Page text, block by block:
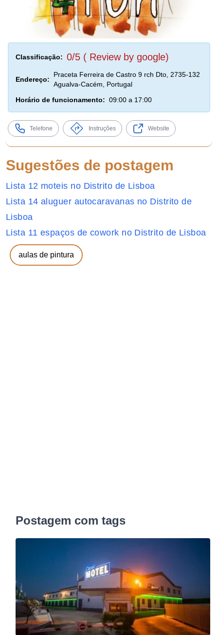
Classificação: 0/5 ( Review by google)
Endereço:
Praceta Ferreira de Castro 9 rch Dto, 2735-132
Agualva-Cacém, Portugal
Horário de funcionamento: 09:00 a 17:00
Telefone Instruções Website
Sugestões de postagem
Lista 12 moteis no Distrito de Lisboa
Lista 14 aluguer autocaravanas no Distrito de
Lisboa
Lista 11 espaços de cowork no Distrito de Lisboa
aulas de pintura
Postagem com tags